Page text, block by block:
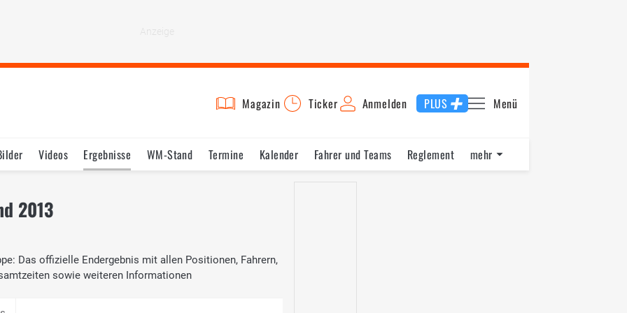
Magazin Ticker Anmelden PLUS Menü
Videos Ergebnisse WM-Stand Termine Kalender Fahrer und Teams Reglement mehr
2013
Das offizielle Endergebnis mit allen Positionen, Fahrern,
sowie weiteren Informationen